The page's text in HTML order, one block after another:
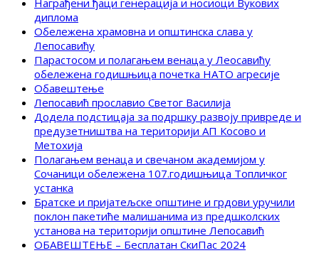
Награђени ђаци генерација и носиоци Вукових
диплома
Обележена храмовна и општинска слава у
Лепосавићу
Парастосом и полагањем венаца у Леосавићу
обележена годишњица почетка НАТО агресије
Обавештење
Лепосавић прославио Светог Василија
Додела подстицаја за подршку развоју привреде и
предузетништва на територији АП Косово и
Метохија
Полагањем венаца и свечаном академијом у
Сочаници обележена 107.годишњица Топличког
устанка
Братске и пријатељске општине и грдови уручили
поклон пакетиће малишанима из предшколских
установа на територији општине Лепосавић
ОБАВЕШТЕЊЕ – Бесплатан СкиПас 2024